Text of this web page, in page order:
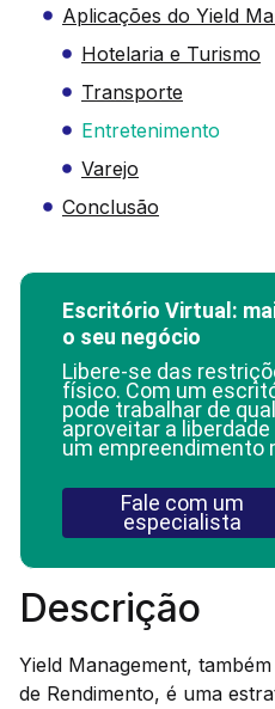
Aplicações do Yield
Hotelaria e Turismo
Transporte
Entretenimento
Varejo
Conclusão
Escritório Virtual:
o seu negócio
Libere-se das
físico. Com um
pode trabalhar de
aproveitar a
um empreendimento
Fale com um
especialista
Descrição
Yield Management,
de Rendimento, é uma